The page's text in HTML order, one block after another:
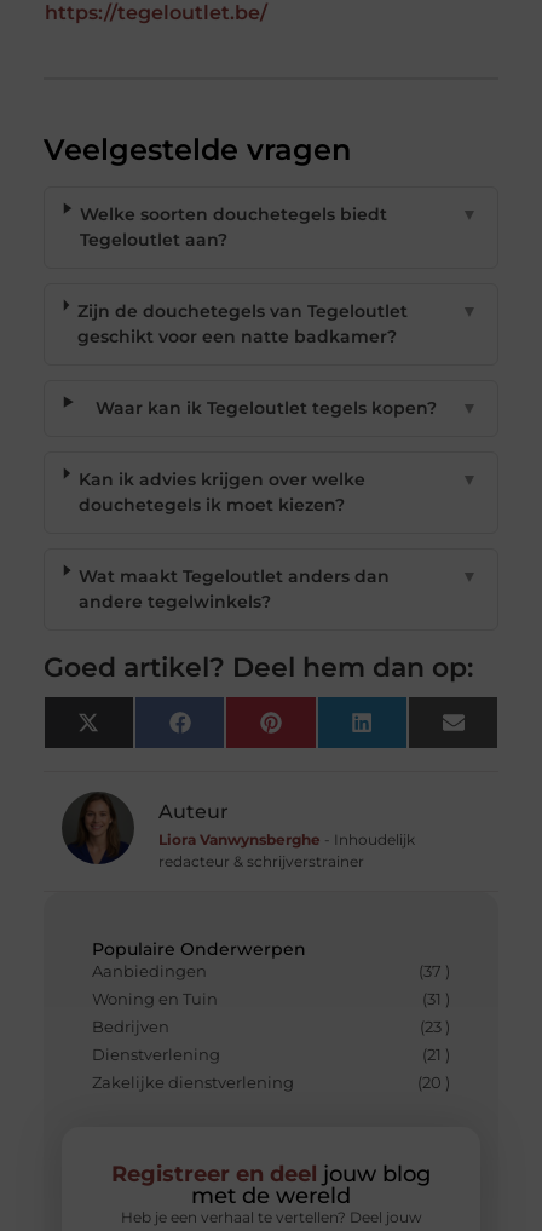
Populaire Onderwerpen
Aanbiedingen
(37 )
Woning en Tuin
(31 )
Bedrijven
(23 )
Dienstverlening
(21 )
Zakelijke dienstverlening
(20 )
Registreer en deel jouw blog
met de wereld
Heb je een verhaal te vertellen? Deel jouw
https://tegeloutlet.be/
Veelgestelde vragen
Welke soorten douchetegels biedt
Tegeloutlet aan?
▼
Zijn de douchetegels van Tegeloutlet
geschikt voor een natte badkamer?
▼
Waar kan ik Tegeloutlet tegels kopen? ▼
Kan ik advies krijgen over welke
douchetegels ik moet kiezen?
▼
Wat maakt Tegeloutlet anders dan
andere tegelwinkels?
▼
Goed artikel? Deel hem dan op:
X
(Twitter)
FacebookPinterest LinkedIn Email
Auteur
Liora Vanwynsberghe - Inhoudelijk
redacteur & schrijverstrainer